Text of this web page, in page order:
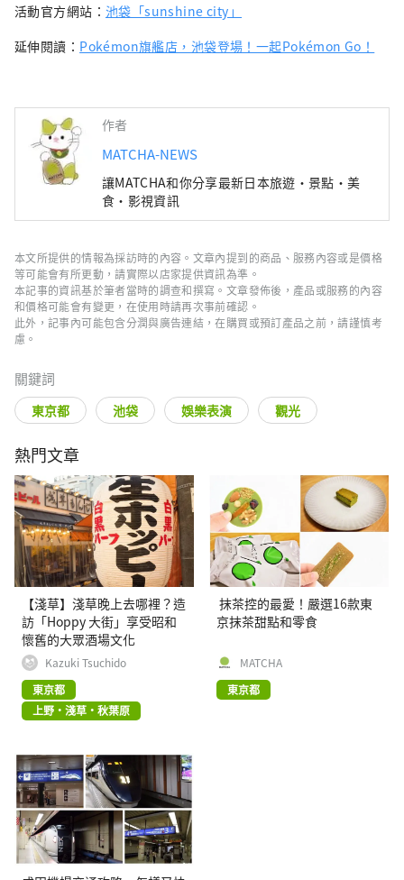
活動官方網站： 池袋「sunshine city」
延伸閱讀： Pokémon旗艦店，池袋登場！一起Pokémon Go！
作者
MATCHA-NEWS
讓MATCHA和你分享最新日本旅遊・景點・美
食・影視資訊
本文所提供的情報為採訪時的內容。文章內提到的商品、服務內容或是價格
等可能會有所更動，請實際以店家提供資訊為準。
本記事的資訊基於筆者當時的調查和撰寫。文章發佈後，產品或服務的內容
和價格可能會有變更，在使用時請再次事前確認。
此外，記事內可能包含分潤與廣告連結，在購買或預訂產品之前，請謹慎考
慮。
關鍵詞
東京都 池袋 娛樂表演 觀光
熱門文章
【淺草】淺草晚上去哪裡？造
訪「Hoppy 大街」享受昭和
懷舊的大眾酒場文化
Kazuki Tsuchido
東京都
上野・淺草・秋葉原
抹茶控的最愛！嚴選16款東
京抹茶甜點和零食
MATCHA
東京都